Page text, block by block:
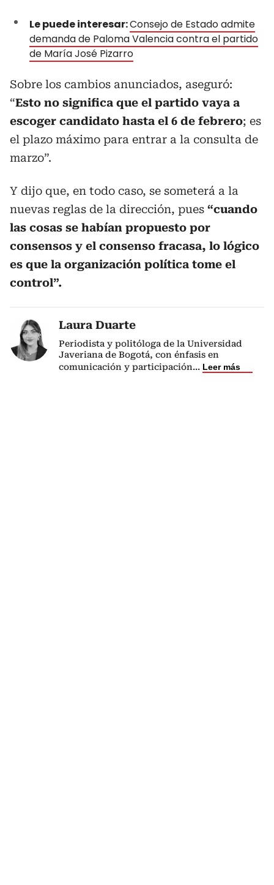
Le puede interesar:Consejo de Estado admite
demanda de Paloma Valencia contra el partido
de María José Pizarro
Sobre los cambios anunciados, aseguró:
“Esto no significa que el partido vaya a
escoger candidato hasta el 6 de febrero; es
el plazo máximo para entrar a la consulta de
marzo”.
Y dijo que, en todo caso, se someterá a la
nuevas reglas de la dirección, pues “cuando
las cosas se habían propuesto por
consensos y el consenso fracasa, lo lógico
es que la organización política tome el
control”.
Laura Duarte
Periodista y politóloga de la Universidad
Javeriana de Bogotá, con énfasis en
comunicación y participación... Leer más